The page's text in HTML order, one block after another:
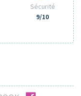
Sécurité
9/10